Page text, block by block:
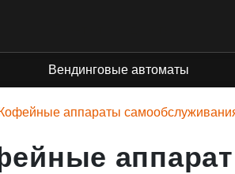
Вендинговые автоматы
Кофейные аппараты